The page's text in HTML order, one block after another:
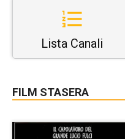
Lista Canali
FILM STASERA